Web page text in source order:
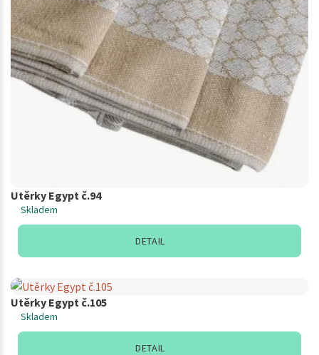
Utěrky Egypt č.94
Skladem
DETAIL
Utěrky Egypt č.105
Skladem
DETAIL